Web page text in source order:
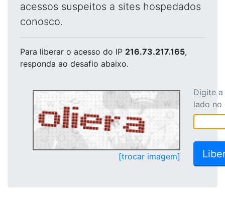
acessos suspeitos a sites hospedados
conosco.
Para liberar o acesso do IP 216.73.217.165,
responda ao desafio abaixo.
[trocar imagem]
Digite
lado no